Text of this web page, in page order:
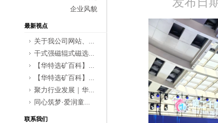
企业风貌
最新视点
关于我公司网站、...
干式强磁辊式磁选...
【华特选矿百科】...
【华特选矿百科】...
聚力行业发展｜华...
同心筑梦·爱润童...
联系我们